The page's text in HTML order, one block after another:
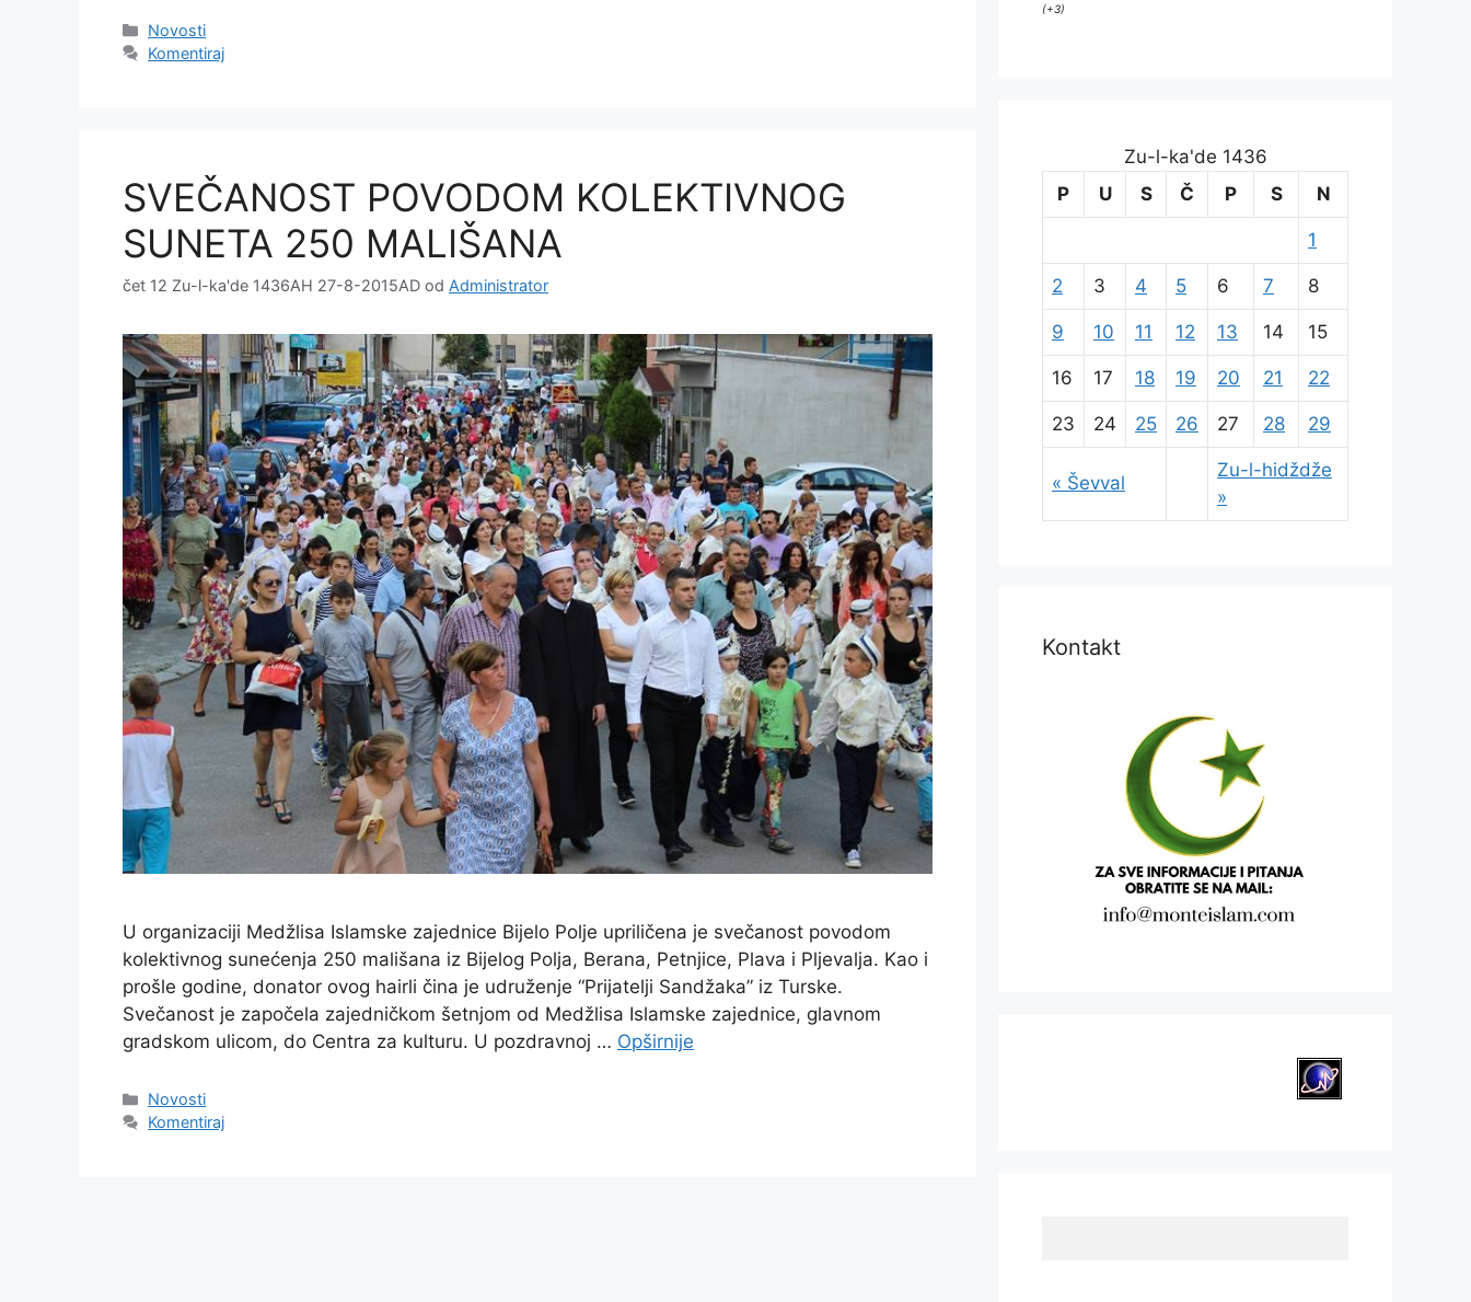
Kategorije
Novosti
Komentiraj
SVEČANOST POVODOM KOLEKTIVNOG
SUNETA 250 MALIŠANA
čet 12 Zu-l-ka'de 1436AH 27-8-2015AD od Administrator
U organizaciji Medžlisa Islamske zajednice Bijelo Polje upriličena je svečanost povodom
kolektivnog sunećenja 250 mališana iz Bijelog Polja, Berana, Petnjice, Plava i Pljevalja. Kao i
prošle godine, donator ovog hairli čina je udruženje “Prijatelji Sandžaka” iz Turske.
Svečanost je započela zajedničkom šetnjom od Medžlisa Islamske zajednice, glavnom
gradskom ulicom, do Centra za kulturu. U pozdravnoj … Opširnije
Kategorije
Novosti
Komentiraj
(+3)
Zu-l-ka'de 1436
P
U S Č P S N
« Ševval
Zu-l-hidždže
»
1
2 3 4 5 6 7 8
9 10 11 12 13 14 15
16 17 18 19 20 21 22
23 24 25 26 27 28 29
Kontakt